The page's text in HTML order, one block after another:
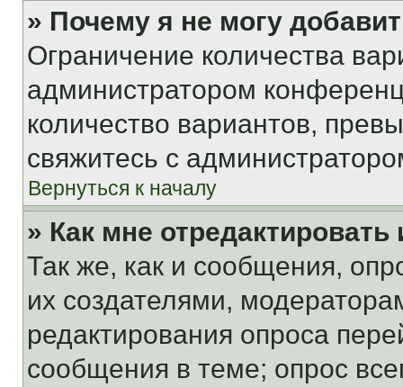
» Почему я не могу
Ограничение количества
администратором
количество вариантов,
свяжитесь с
Вернуться к началу
» Как мне
Так же, как и сообщения,
их создателями,
редактирования опроса
сообщения в теме; опрос